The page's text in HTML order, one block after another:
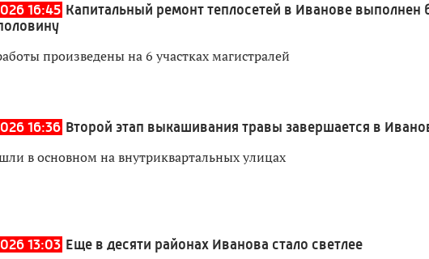
16:45 Капитальный ремонт теплосетей в Иванове выполнен
произведены на 6 участках магистралей
16:36 Второй этап выкашивания травы завершается в
в основном на внутриквартальных улицах
13:03 Еще в десяти районах Иванова стало светлее